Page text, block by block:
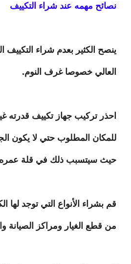
نصائح مهمه عند شراء التكييف
ينصح الكثير بعدم شراء التكييف
العالي خصوصا غرف النوم.
احذر تركيب جهاز تكييف قدرته
للمكان المطلوب حتي لا يكون
حيث سيتسبب ذلك في قلة عمره
قم بشراء الأنواع التي توجد لها
من قطع الغيار ومراكز الصيانة